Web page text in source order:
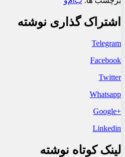
اشتراک گذاری نوشته
Telegram
Facebook
Twitter
Whatsapp
+Google
Linkedin
لینک کوتاه نوشته